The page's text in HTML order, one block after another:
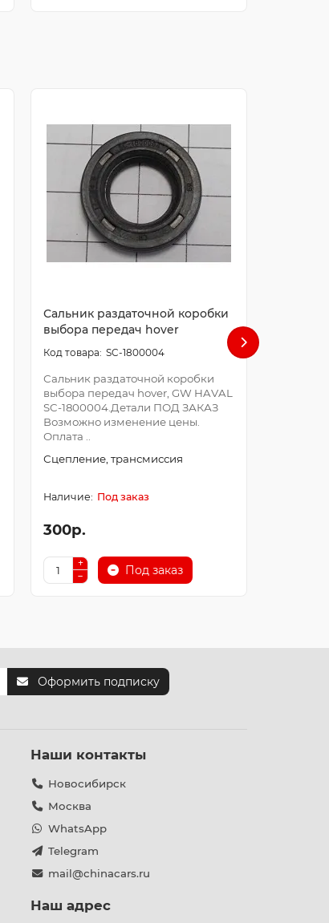
Сальник раздаточной коробки
выбора передач hover
SC-1800004
Сальник раздаточной коробки
выбора передач hover, GW HAVAL
SC-1800004.Детали ПОД ЗАКАЗ
Возможно изменение цены.
Оплата ..
Сцепление, трансмиссия
Под заказ
300р.
Под заказ
Оформить подписку
Наши контакты
Новосибирск
Москва
WhatsApp
Telegram
mail@chinacars.ru
Наш адрес